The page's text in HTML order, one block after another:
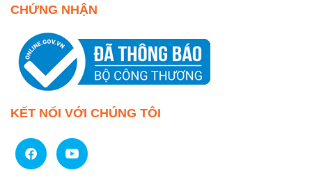
CHỨNG NHẬN
KẾT NỐI VỚI CHÚNG TÔI